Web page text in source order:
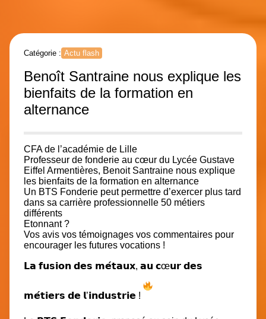
Catégorie : Actu flash
Benoît Santraine nous explique les
bienfaits de la formation en
alternance
CFA de l’académie de Lille
Professeur de fonderie au cœur du Lycée Gustave
Eiffel Armentières, Benoit Santraine nous explique
les bienfaits de la formation en alternance
Un BTS Fonderie peut permettre d’exercer plus tard
dans sa carrière professionnelle 50 métiers
différents
Etonnant ?
Vos avis vos témoignages vos commentaires pour
encourager les futures vocations !
𝗟𝗮 𝗳𝘂𝘀𝗶𝗼𝗻 𝗱𝗲𝘀 𝗺𝗲́𝘁𝗮𝘂𝘅, 𝗮𝘂 𝗰œ𝘂𝗿 𝗱𝗲𝘀
𝗺𝗲́𝘁𝗶𝗲𝗿𝘀 𝗱𝗲 𝗹’𝗶𝗻𝗱𝘂𝘀𝘁𝗿𝗶𝗲 !